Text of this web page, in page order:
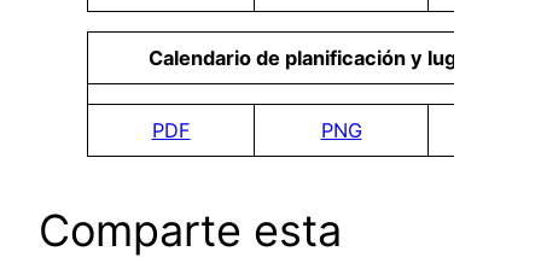
Calendario de planificación y lugar para
PDF PNG
Comparte esta